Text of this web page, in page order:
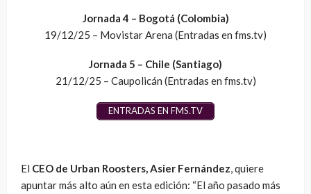
Jornada 4 – Bogotá (Colombia)
19/12/25 – Movistar Arena (Entradas en fms.tv)
Jornada 5 – Chile (Santiago)
21/12/25 – Caupolicán (Entradas en fms.tv)
ENTRADAS EN FMS.TV
El CEO de Urban Roosters, Asier Fernández, quiere
apuntar más alto aún en esta edición: “El año pasado más